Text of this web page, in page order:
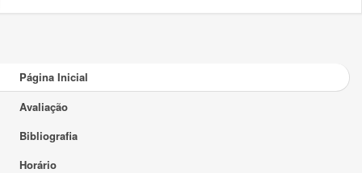
Página Inicial
Avaliação
Bibliografia
Horário